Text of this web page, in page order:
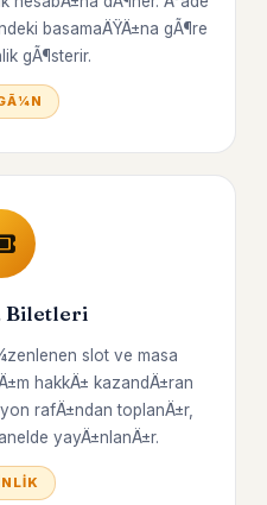
basamaÄŸÄ±na gÃ¶re
gÃ¶sterir.
Biletleri
slot ve masa
hakkÄ± kazandÄ±ran
rafÄ±ndan toplanÄ±r,
yayÄ±nlanÄ±r.